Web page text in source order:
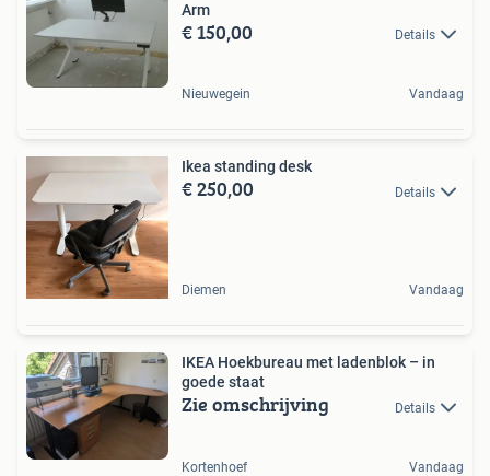
Arm
€ 150,00 Details
Nieuwegein Vandaag
Ikea standing desk
€ 250,00 Details
Diemen Vandaag
IKEA Hoekbureau met ladenblok – in
goede staat
Zie omschrijving Details
Kortenhoef Vandaag